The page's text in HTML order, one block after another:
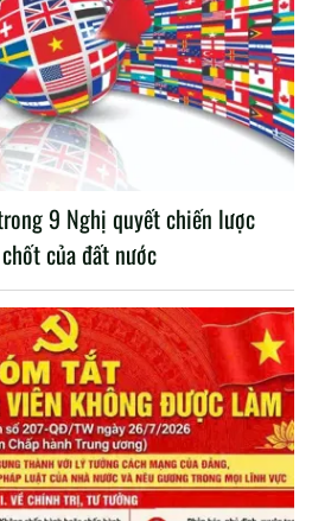
9 Nghị quyết chiến lược
của đất nước